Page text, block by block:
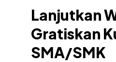
Lanjutkan
Gratiskan
SMA/SMK